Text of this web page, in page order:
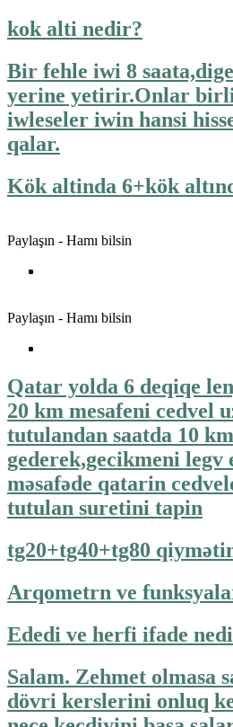
kok alti nedir?
Bir fehle iwi 8
yerine yetirir.Onlar
iwleseler iwin hansi
qalar.
Kök altinda 6+kök
Paylaşın - Hamı bilsin
Paylaşın - Hamı bilsin
Qatar yolda 6 deqiqe
20 km mesafeni cedvel
tutulandan saatda 10
gederek,gecikmeni legv
məsafəde qatarin
tutulan suretini tapin
tg20+tg40+tg80
Arqometrn ve
Ededi ve herfi ifade
Salam. Zehmet olmasa
dövri kerslerini onluq